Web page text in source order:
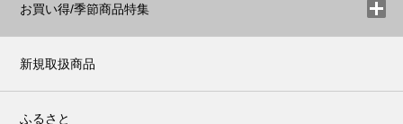
お買い得/季節商品特集
新規取扱商品
ふるさと